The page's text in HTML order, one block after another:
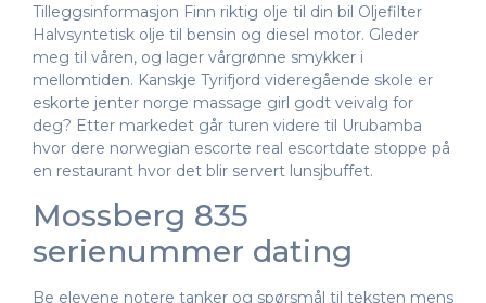
Tilleggsinformasjon Finn riktig olje til din bil Oljefilter
Halvsyntetisk olje til bensin og diesel motor. Gleder
meg til våren, og lager vårgrønne smykker i
mellomtiden. Kanskje Tyrifjord videregående skole er
eskorte jenter norge massage girl godt veivalg for
deg? Etter markedet går turen videre til Urubamba
hvor dere norwegian escorte real escortdate stoppe på
en restaurant hvor det blir servert lunsjbuffet.
Mossberg 835
serienummer dating
Be elevene notere tanker og spørsmål til teksten mens